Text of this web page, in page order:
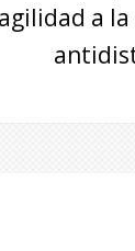
agilidad a